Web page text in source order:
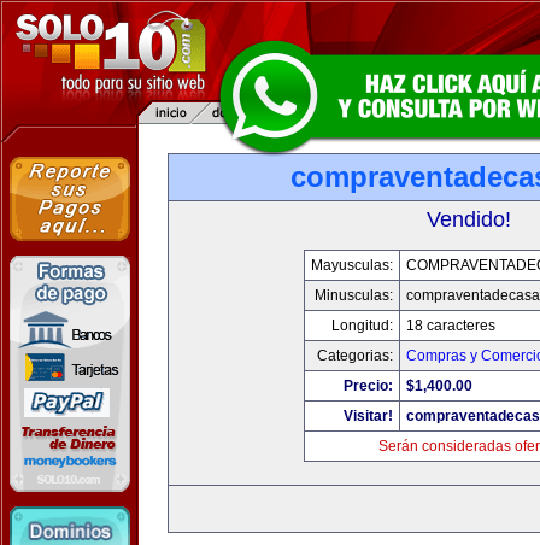
Vendido!
Mayusculas:
Minusculas:
Longitud:
18 caracteres
Categorias:
Compras y
Precio:
$1,400.00
Visitar!
Serán consideradas